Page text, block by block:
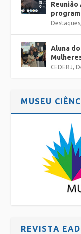
Reunião
Destaques,
Aluna
CEDERJ,
MUSEU
REVISTA